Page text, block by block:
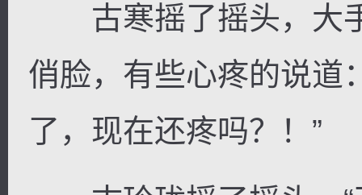
古寒摇了摇头，大
俏脸，有些心疼的说道
了，现在还疼吗？！”